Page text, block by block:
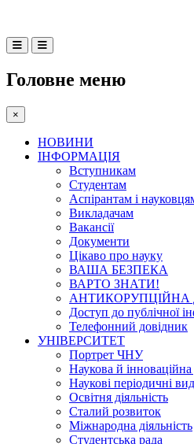
Головне меню
×
НОВИНИ
ІНФОРМАЦІЯ
Вступникам
Студентам
Аспірантам і
Викладачам
Вакансії
Документи
Цікаво про науку
ВАША БЕЗПЕКА
ВАРТО ЗНАТИ!
АНТИКОРУПЦІЙНА
Доступ до публічної
Телефонний довідник
УНІВЕРСИТЕТ
Портрет ЧНУ
Наукова й інноваційна
Наукові періодичні
Освітня діяльність
Сталий розвиток
Міжнародна діяльність
Студентська рада